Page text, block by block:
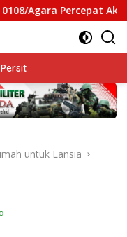
Percepat Akses
Persit
untuk Lansia